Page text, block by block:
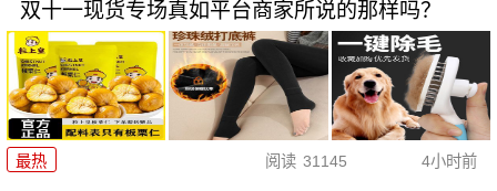
双十一现货专场真如平台商家所说的那样吗？
最热 阅读 31145 4小时前